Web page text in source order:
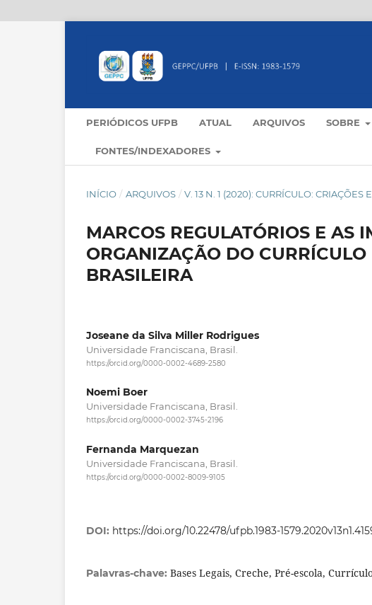
PERIÓDICOS UFPB ATUAL ARQUIVOS SOBRE
FONTES/INDEXADORES
INÍCIO / ARQUIVOS / V. 13 N. 1 (2020): CURRÍCULO: CRIAÇÕES
MARCOS REGULATÓRIOS E AS
ORGANIZAÇÃO DO
BRASILEIRA
Joseane da Silva Miller Rodrigues
Universidade Franciscana, Brasil.
https://orcid.org/0000-0002-4689-2580
Noemi Boer
Universidade Franciscana, Brasil.
https://orcid.org/0000-0002-3745-2196
Fernanda Marquezan
Universidade Franciscana, Brasil.
https://orcid.org/0000-0002-8009-9105
DOI: https://doi.org/10.22478/ufpb.1983-
Palavras-chave: Bases Legais, Creche, Pré-escola,